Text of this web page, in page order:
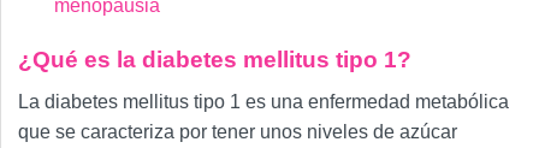
menopausia
¿Qué es la diabetes mellitus tipo 1?
La diabetes mellitus tipo 1 es una enfermedad metabólica
que se caracteriza por tener unos niveles de azúcar